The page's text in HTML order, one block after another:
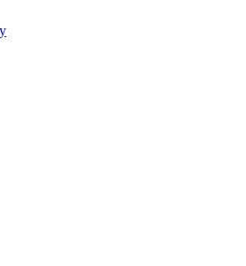
картинки, смешные истории,
приколы, карикатуры, шаржи, стихи,